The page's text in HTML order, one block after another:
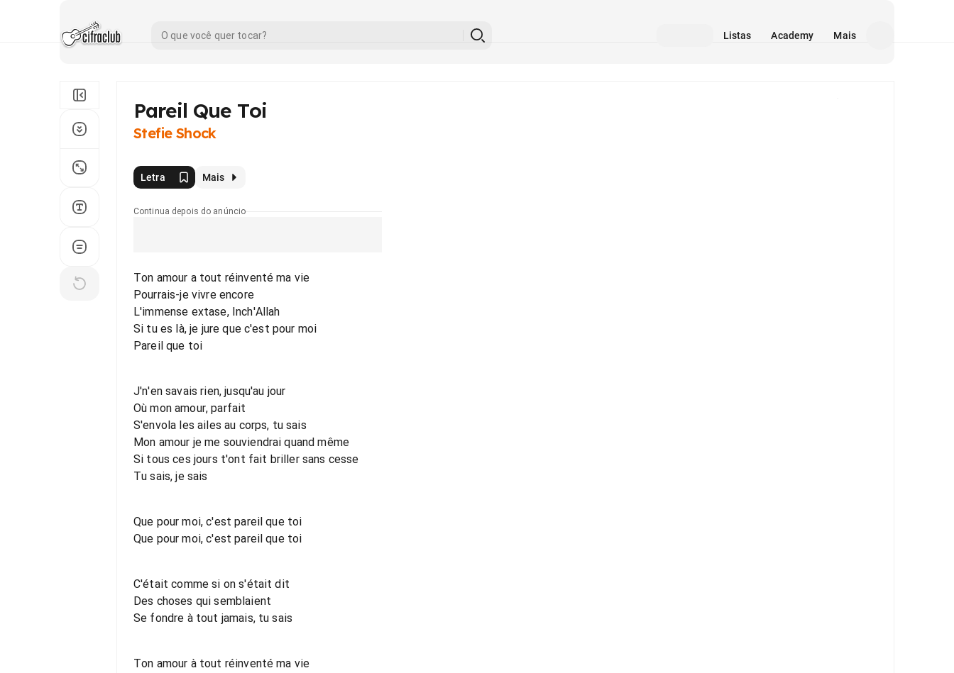
Listas Academy Mais
Pareil Que Toi
Stefie Shock
Letra Mais
Continua depois do anúncio
Ton amour a tout réinventé ma vie
Pourrais-je vivre encore
L'immense extase, Inch'Allah
Si tu es là, je jure que c'est pour moi
Pareil que toi
J'n'en savais rien, jusqu'au jour
Où mon amour, parfait
S'envola les ailes au corps, tu sais
Mon amour je me souviendrai quand même
Si tous ces jours t'ont fait briller sans cesse
Tu sais, je sais
Que pour moi, c'est pareil que toi
Que pour moi, c'est pareil que toi
C'était comme si on s'était dit
Des choses qui semblaient
Se fondre à tout jamais, tu sais
Ton amour à tout réinventé ma vie